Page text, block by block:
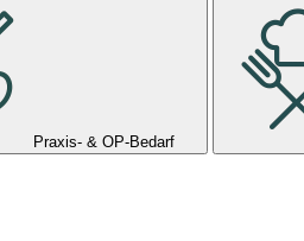
Praxis- & OP-Bedarf